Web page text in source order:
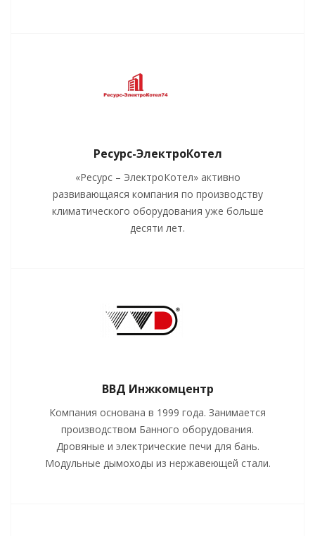
Ресурс-ЭлектроКотел
«Ресурс – ЭлектроКотел» активно
развивающаяся компания по производству
климатического оборудования уже больше
десяти лет.
ВВД Инжкомцентр
Компания основана в 1999 года. Занимается
производством Банного оборудования.
Дровяные и электрические печи для бань.
Модульные дымоходы из нержавеющей стали.